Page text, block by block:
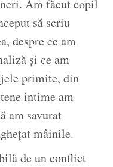
Am făcut copil
să scriu
despre ce am
și ce am
primite, din
intime am
am savurat
mâinile.
de un conflict